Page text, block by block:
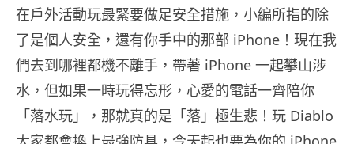
在戶外活動玩最緊要做足安全措施，小編所指的除
了是個人安全，還有你手中的那部 iPhone！現在我
們去到哪裡都機不離手，帶著 iPhone 一起攀山涉
水，但如果一時玩得忘形，心愛的電話一齊陪你
「落水玩」，那就真的是「落」極生悲！玩 Diablo